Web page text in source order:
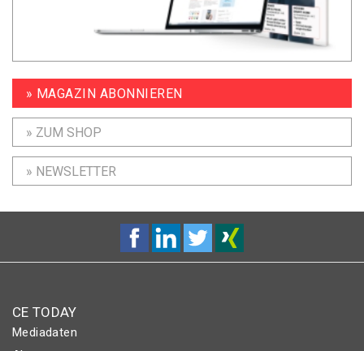
» MAGAZIN ABONNIEREN
» ZUM SHOP
» NEWSLETTER
CE TODAY
Mediadaten